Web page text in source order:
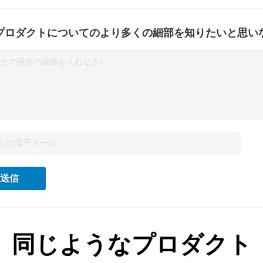
ロダクトについてのより多くの細部を知りたいと思い
の照会の細部を入れなさい。
送信
同じようなプロダクト